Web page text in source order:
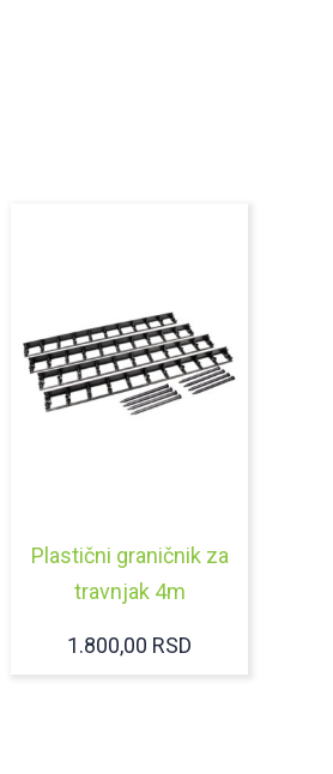
Plastični graničnik za
travnjak 4m
1.800,00 RSD